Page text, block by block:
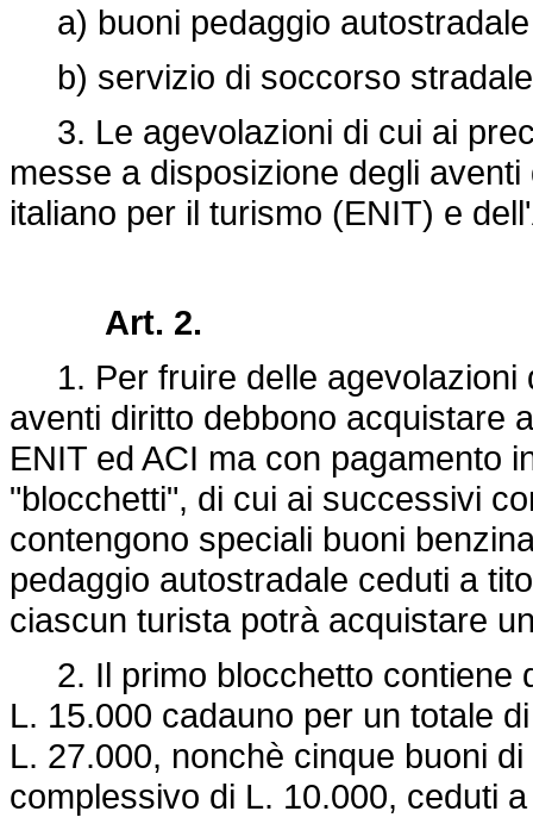
a) buoni pedaggio autostradale
b) servizio di soccorso
3. Le agevolazioni di cui ai
messe a disposizione degli
italiano per il turismo (ENIT) e
Art. 2.
1. Per fruire delle agevolazioni
aventi diritto debbono acquistare
ENIT ed ACI ma con pagamento
"blocchetti", di cui ai successivi
contengono speciali buoni
pedaggio autostradale ceduti a
ciascun turista potrà acquistare
2. Il primo blocchetto contiene
L. 15.000 cadauno per un totale
L. 27.000, nonchè cinque buoni
complessivo di L. 10.000, ceduti